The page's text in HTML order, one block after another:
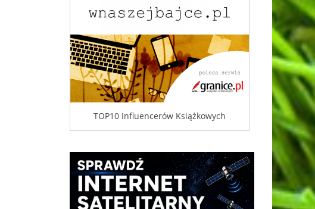
TOP10 Influencerów Książkowych